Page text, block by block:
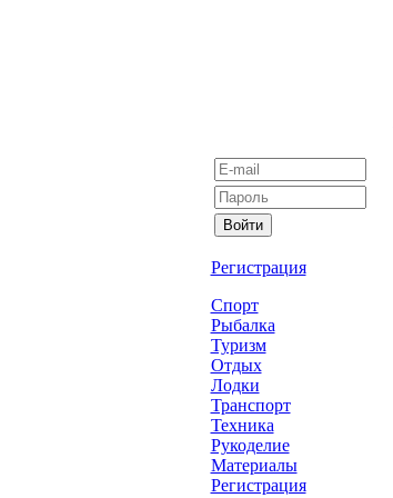
Регистрация
Спорт
Рыбалка
Туризм
Отдых
Лодки
Транспорт
Техника
Рукоделие
Материалы
Регистрация